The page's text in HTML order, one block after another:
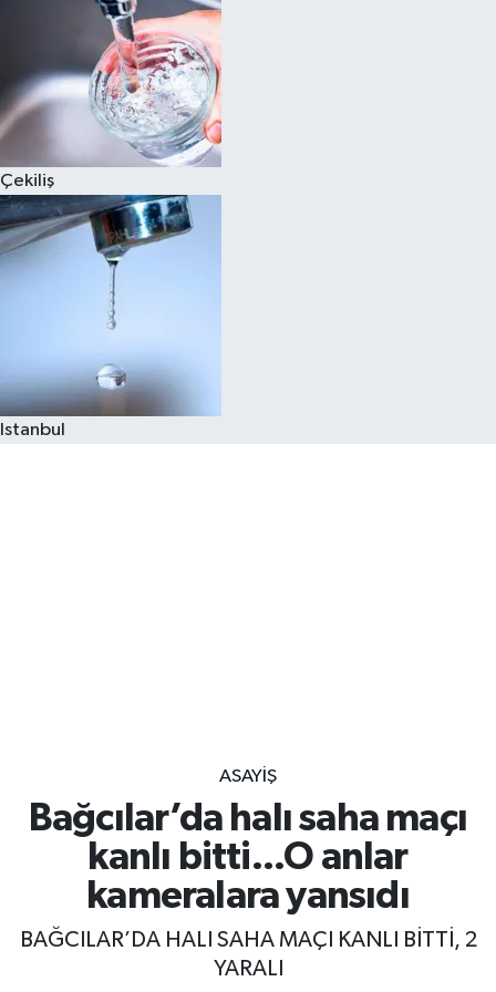
Çekiliş
Istanbul
ASAYIŞ
Bağcılar’da halı saha maçı
kanlı bitti...O anlar
kameralara yansıdı
BAĞCILAR’DA HALI SAHA MAÇI KANLI BİTTİ, 2
YARALI